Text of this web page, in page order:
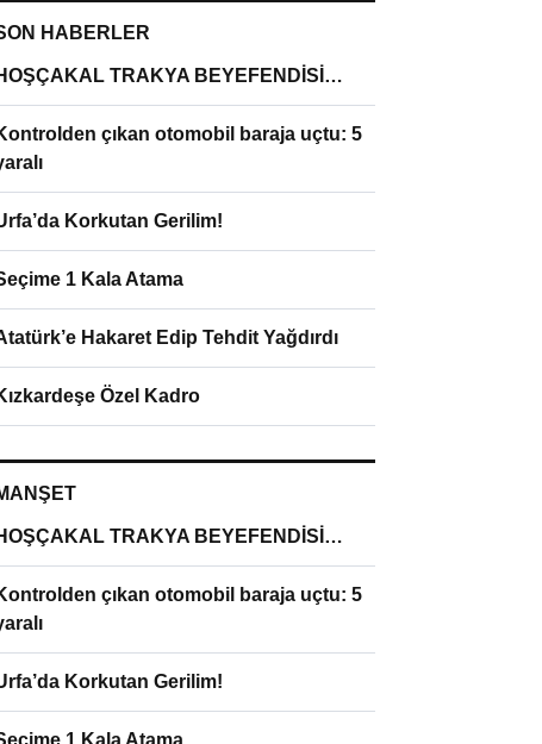
HABERLER
TRAKYA BEYEFENDİSİ…
çıkan otomobil baraja uçtu: 5
Korkutan Gerilim!
1 Kala Atama
Hakaret Edip Tehdit Yağdırdı
Özel Kadro
TRAKYA BEYEFENDİSİ…
çıkan otomobil baraja uçtu: 5
Korkutan Gerilim!
1 Kala Atama